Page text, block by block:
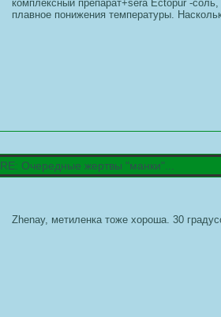
комплексный препарат+sera Ectopur -
плавное понижения температуры.
RE: Очередные жертвы "манки"...
Zhenay, метиленка тоже хороша. 30